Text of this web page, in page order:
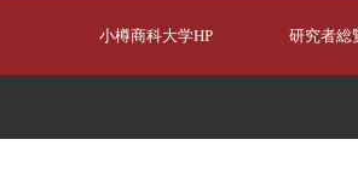
小樽商科大学HP 研究者総